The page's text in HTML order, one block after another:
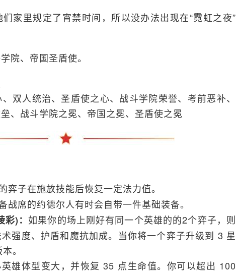
家里规定了宵禁时间，所以没办法出现在“霓虹之夜”
院、帝国圣盾使。
双人统治、圣盾使之心、战斗学院荣誉、考前恶补、
、战斗学院之冕、帝国之冕、圣盾使之冕
弈子在施放技能后恢复一定法力值。
战席的约德尔人有时会自带一件基础装备。
彩)：如果你的场上刚好有同一个英雄的的2个弈子，则
强度、护盾和魔抗加成。当你将一个弈子升级到 3 星
。
雄体型变大，并恢复 35 点生命值。你可以超出 100